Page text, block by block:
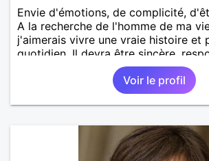
Envie d'émotions, de complicité,
A la recherche de l'homme de ma
j'aimerais vivre une vraie histoire et
quotidien. Il devra être sincère,
ambitieux, entreprenant, fort de
sens de l'humour. Il saura me
mettre en valeur, me donner son
Merci de m'avoir lu et à bientôt...
Voir le profil